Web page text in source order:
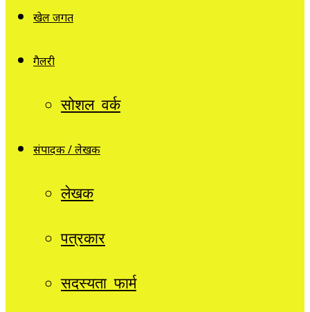
खेल जगत
गैलरी
सोशल वर्क
संपादक / लेखक
लेखक
पत्रकार
सदस्यता फार्म